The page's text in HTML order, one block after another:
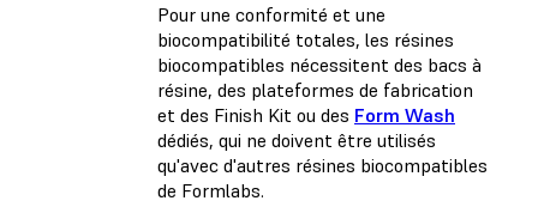
Pour une conformité et une
biocompatibilité totales, les résines
biocompatibles nécessitent des bacs à
résine, des plateformes de fabrication
et des Finish Kit ou des Form Wash
dédiés, qui ne doivent être utilisés
qu'avec d'autres résines biocompatibles
de Formlabs.